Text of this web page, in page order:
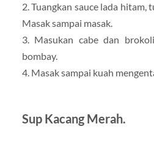
2. Tuangkan sauce lada hitam,
Masak sampai masak.
3. Masukan cabe dan
bombay.
4. Masak sampai kuah
Sup Kacang Merah.